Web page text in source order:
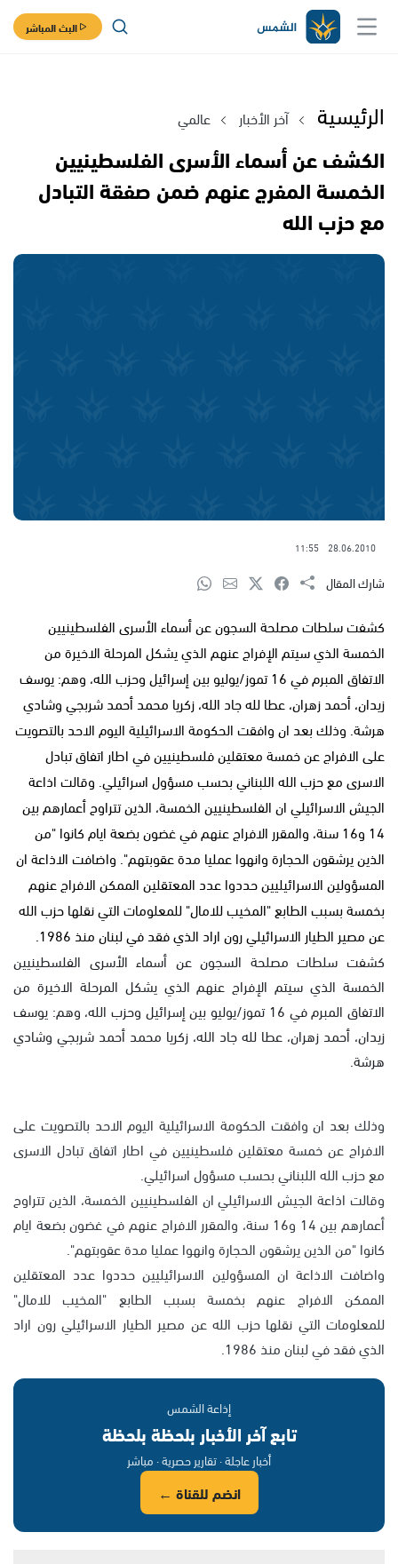
البث المباشر
الرئيسية آخر الأخبار عالمي
الكشف عن أسماء الأسرى الفلسطينيين
الخمسة المفرج عنهم ضمن صفقة التبادل
مع حزب الله
28.06.2010
11:55
شارك المقال
كشفت سلطات مصلحة السجون عن أسماء الأسرى الفلسطينيين
الخمسة الذي سيتم الإفراج عنهم الذي يشكل المرحلة الاخيرة من
الاتفاق المبرم في 16 تموز/يوليو بين إسرائيل وحزب الله، وهم: يوسف
زيدان، أحمد زهران، عطا لله جاد الله، زكريا محمد أحمد شربجي وشادي
هرشة. وذلك بعد ان وافقت الحكومة الاسرائيلية اليوم الاحد بالتصويت
على الافراج عن خمسة معتقلين فلسطينيين في اطار اتفاق تبادل
الاسرى مع حزب الله اللبناني بحسب مسؤول اسرائيلي. وقالت اذاعة
الجيش الاسرائيلي ان الفلسطينيين الخمسة، الذين تتراوح أعمارهم بين
14 و16 سنة، والمقرر الافراج عنهم في غضون بضعة ايام كانوا "من
الذين يرشقون الحجارة وانهوا عمليا مدة عقوبتهم". واضافت الاذاعة ان
المسؤولين الاسرائيليين حددوا عدد المعتقلين الممكن الافراج عنهم
بخمسة بسبب الطابع "المخيب للامال" للمعلومات التي نقلها حزب الله
عن مصير الطيار الاسرائيلي رون اراد الذي فقد في لبنان منذ 1986.
كشفت سلطات مصلحة السجون عن أسماء الأسرى الفلسطينيين
الخمسة الذي سيتم الإفراج عنهم الذي يشكل المرحلة الاخيرة من
الاتفاق المبرم في 16 تموز/يوليو بين إسرائيل وحزب الله، وهم: يوسف
زيدان، أحمد زهران، عطا لله جاد الله، زكريا محمد أحمد شربجي وشادي
هرشة.
وذلك بعد ان وافقت الحكومة الاسرائيلية اليوم الاحد بالتصويت على
الافراج عن خمسة معتقلين فلسطينيين في اطار اتفاق تبادل الاسرى
مع حزب الله اللبناني بحسب مسؤول اسرائيلي.
وقالت اذاعة الجيش الاسرائيلي ان الفلسطينيين الخمسة، الذين تتراوح
أعمارهم بين 14 و16 سنة، والمقرر الافراج عنهم في غضون بضعة ايام
كانوا "من الذين يرشقون الحجارة وانهوا عمليا مدة عقوبتهم".
واضافت الاذاعة ان المسؤولين الاسرائيليين حددوا عدد المعتقلين
الممكن الافراج عنهم بخمسة بسبب الطابع "المخيب للامال"
للمعلومات التي نقلها حزب الله عن مصير الطيار الاسرائيلي رون اراد
الذي فقد في لبنان منذ 1986.
إذاعة الشمس
تابع آخر الأخبار بلحظة بلحظة
أخبار عاجلة · تقارير حصرية · مباشر
انضم للقناة ←